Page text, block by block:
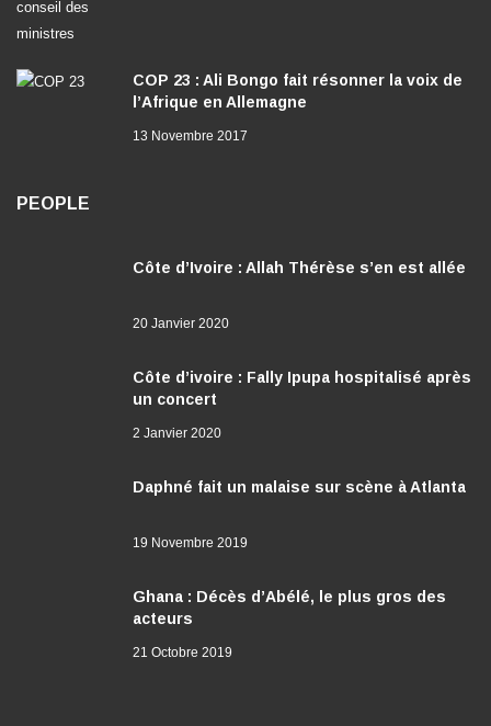
COP 23 : Ali Bongo fait résonner la voix de
l’Afrique en Allemagne
13 Novembre 2017
PEOPLE
Côte d’Ivoire : Allah Thérèse s’en est allée
20 Janvier 2020
Côte d’ivoire : Fally Ipupa hospitalisé après
un concert
2 Janvier 2020
Daphné fait un malaise sur scène à Atlanta
19 Novembre 2019
Ghana : Décès d’Abélé, le plus gros des
acteurs
21 Octobre 2019